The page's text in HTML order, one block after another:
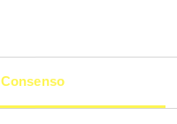
Consenso